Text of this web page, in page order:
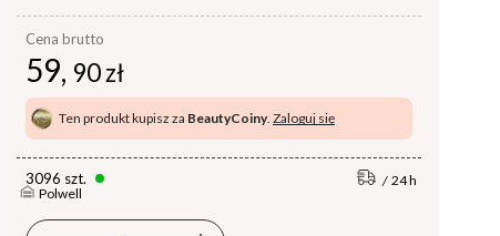
Cena brutto
59, 90 zł
Ten produkt kupisz za BeautyCoiny. Zaloguj się
3096 szt.
Polwell
24 h